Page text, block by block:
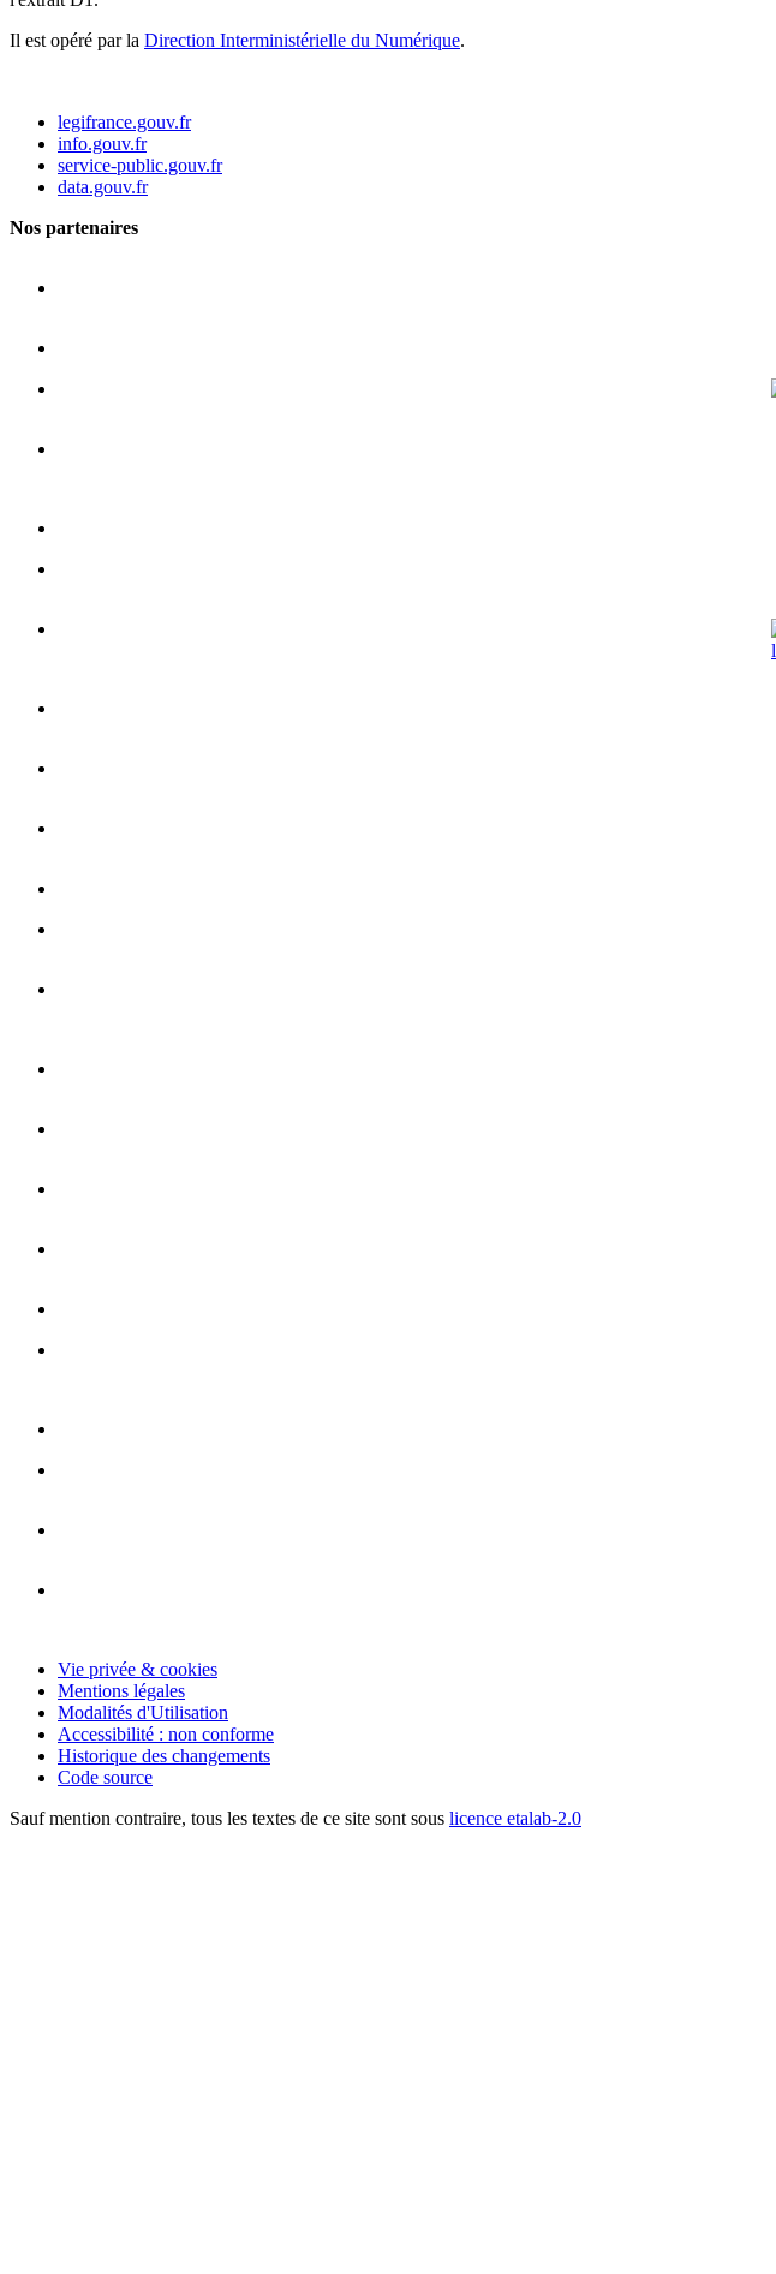
Il est opéré par la Direction Interministérielle du Numérique.
legifrance.gouv.fr
info.gouv.fr
service-public.gouv.fr
data.gouv.fr
Nos partenaires
Vie privée & cookies
Mentions légales
Modalités d'Utilisation
Accessibilité : non conforme
Historique des changements
Code source
Sauf mention contraire, tous les textes de ce site sont sous licence etalab-2.0